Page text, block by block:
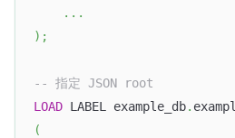
. . .
) ;
-- 指定 JSON root
LOAD LABEL example_db.
(